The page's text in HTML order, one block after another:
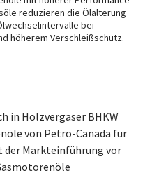
reduzieren die Ölalterung
bei
höherem Verschleißschutz.
in Holzvergaser BHKW
von Petro-Canada für
der Markteinführung vor